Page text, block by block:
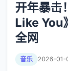
开年暴击
Like You
全网
音乐 2026-01-